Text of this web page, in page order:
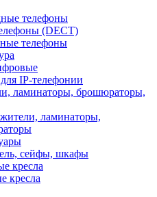
телефоны
(DECT)
телефоны
IP-телефонии
ламинаторы, брошюраторы,
ламинаторы,
сейфы, шкафы
кресла
кресла